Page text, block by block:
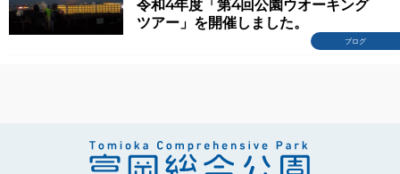
ブログ
令和4年度「第4回公園ウオーキング
ツアー」を開催しました。